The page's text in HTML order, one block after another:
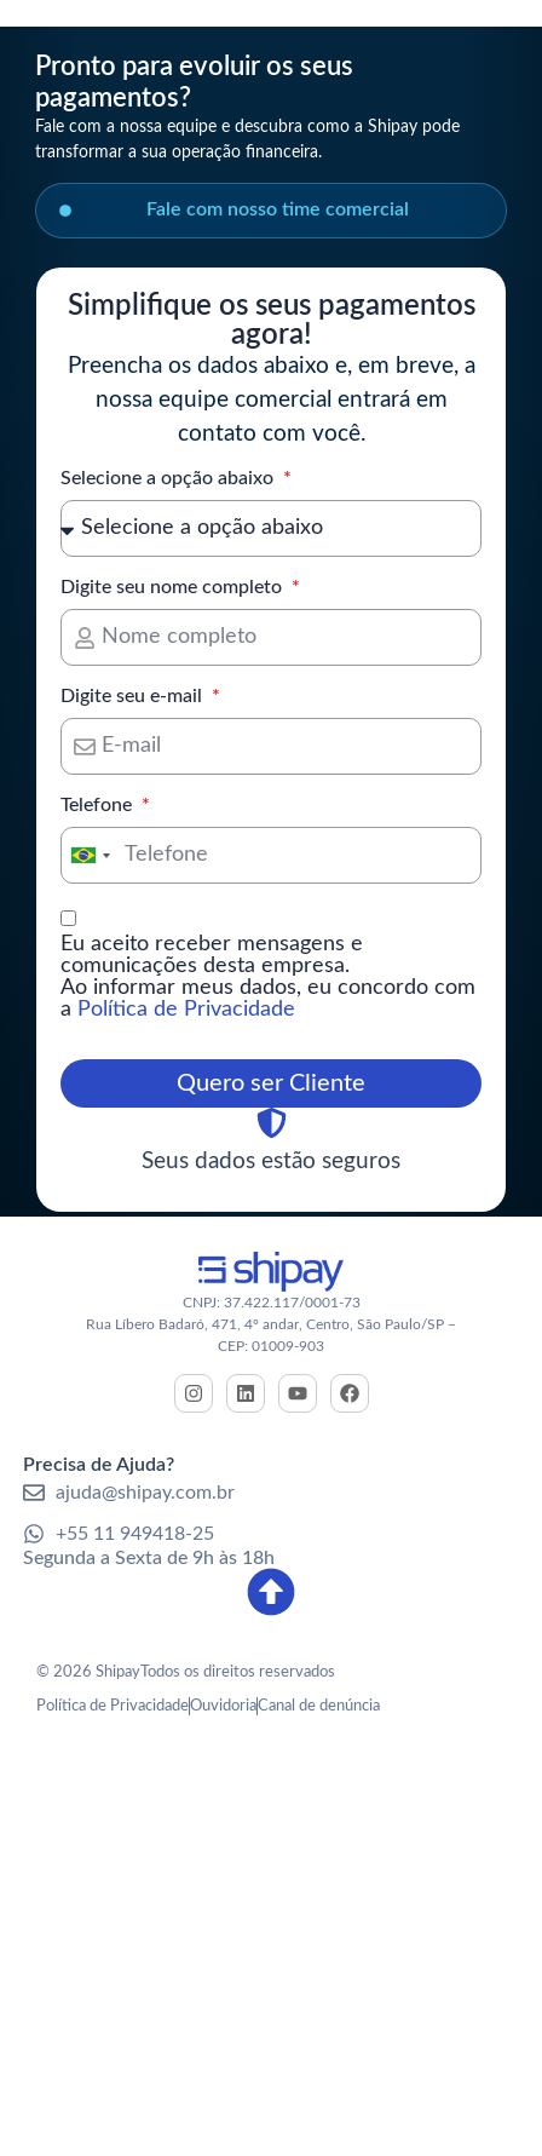
Pronto para evoluir os seus
pagamentos?
Fale com a nossa equipe e descubra como a Shipay pode
transformar a sua operação financeira.
Fale com nosso time comercial
Simplifique os seus pagamentos
agora!
Preencha os dados abaixo e, em breve, a
nossa equipe comercial entrará em
contato com você.
Selecione a opção abaixo
Digite seu nome completo
Digite seu e-mail
Telefone
Brazil
+55
Eu aceito receber mensagens e
comunicações desta empresa.
Ao informar meus dados, eu concordo com
a Política de Privacidade
Quero ser Cliente
Seus dados estão seguros
CNPJ: 37.422.117/0001-73
Rua Líbero Badaró, 471, 4º andar, Centro, São Paulo/SP –
CEP: 01009-903
Precisa de Ajuda?
ajuda@shipay.com.br
+55 11 949418-25
Segunda a Sexta de 9h às 18h
© 2026 Shipay Todos os direitos reservados
Política de PrivacidadeOuvidoriaCanal de denúncia